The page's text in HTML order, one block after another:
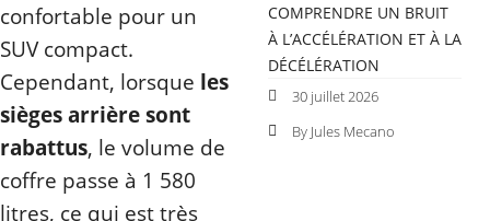
confortable pour un
SUV compact.
Cependant, lorsque les
sièges arrière sont
rabattus, le volume de
coffre passe à 1 580
litres, ce qui est très
COMPRENDRE UN BRUIT
À L’ACCÉLÉRATION ET À LA
DÉCÉLÉRATION
30 juillet 2026
By Jules Mecano